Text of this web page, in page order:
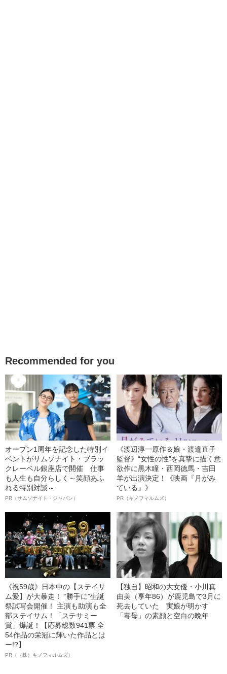
Recommended for you
オープン1周年を記念した特別イ
ベントがサムソナイト・ブラッ
クレーベル銀座店で開催 仕事
も人生も自分らしく～笑顔あふ
れる特別対談～
PR（サムソナイト・ジャパン）
《渡辺淳一原作＆娘・渡邉直子
監督》“女性の性”を真摯に描く意
欲作に黒木瞳・西岡德馬・吉田
羊が出演決定！《映画『月がみ
ている』》
PR（キノフィルムズ）
《祝59歳》日本中の【ステイサ
ム愛】が大暴走！ “勝手に”生誕
祭試写会開催！ 主演も助演も全
部ステイサム！「ステサミー
賞」爆誕！【応募総数941票 全
54作品の栄冠に輝いた作品とは
ー!?】
PR（（株）キノフィルムズ）
【独自】昭和の大女優・小川真
由美（享年86）が鹿児島で3月に
死去していた 実娘が明かす
「毒母」の素顔と空白の晩年